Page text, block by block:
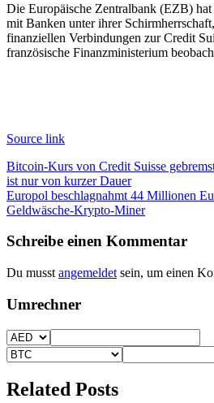
Die Europäische Zentralbank (EZB) hat
mit Banken unter ihrer
finanziellen Verbindungen zur Credit
französische Finanzministerium
Source link
Beitragsnavigation
Bitcoin-Kurs von Credit Suisse
ist nur von kurzer Dauer
Europol beschlagnahmt 44 Millionen
Geldwäsche-Krypto-Miner
Schreibe einen Kommentar
Du musst angemeldet sein, um einen
Umrechner
Related Posts